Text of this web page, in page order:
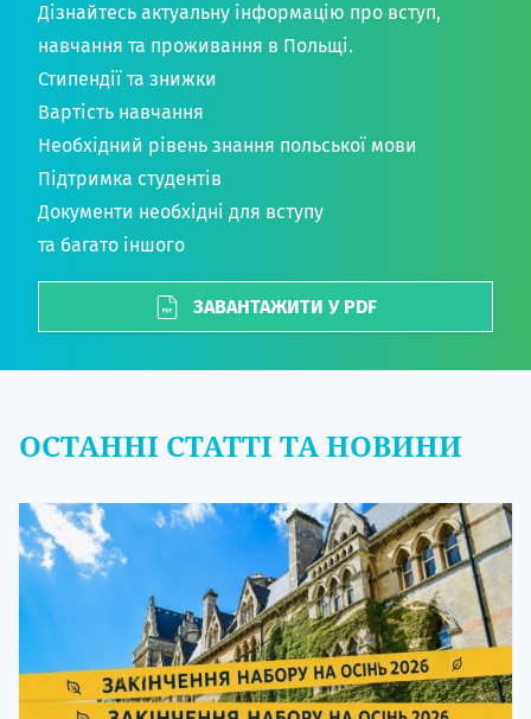
Дізнайтесь актуальну інформацію про вступ,
навчання та проживання в Польщі.
Стипендії та знижки
Вартість навчання
Необхідний рівень знання польської мови
Підтримка студентів
Документи необхідні для вступу
та багато іншого
ЗАВАНТАЖИТИ У PDF
ОСТАННІ СТАТТІ ТА НОВИНИ